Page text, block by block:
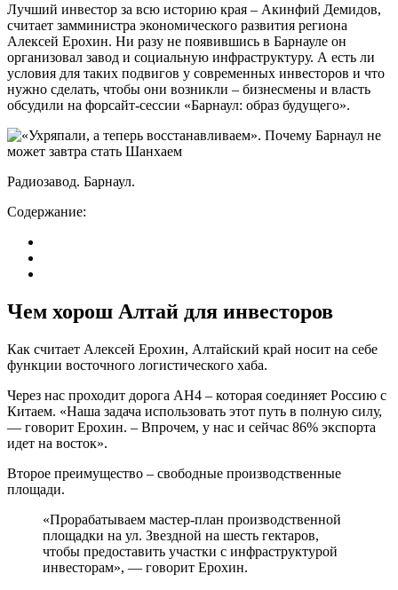
Лучший инвестор за всю историю края – Акинфий Демидов,
считает замминистра экономического развития региона
Алексей Ерохин. Ни разу не появившись в Барнауле он
организовал завод и социальную инфраструктуру. А есть ли
условия для таких подвигов у современных инвесторов и что
нужно сделать, чтобы они возникли – бизнесмены и власть
обсудили на форсайт-сессии «Барнаул: образ будущего».
Радиозавод. Барнаул.
Содержание:
Чем хорош Алтай для инвесторов
Как считает Алексей Ерохин, Алтайский край носит на себе
функции восточного логистического хаба.
Через нас проходит дорога AH4 – которая соединяет Россию с
Китаем. «Наша задача использовать этот путь в полную силу,
— говорит Ерохин. – Впрочем, у нас и сейчас 86% экспорта
идет на восток».
Второе преимущество – свободные производственные
площади.
«Прорабатываем мастер-план производственной
площадки на ул. Звездной на шесть гектаров,
чтобы предоставить участки с инфраструктурой
инвесторам», — говорит Ерохин.